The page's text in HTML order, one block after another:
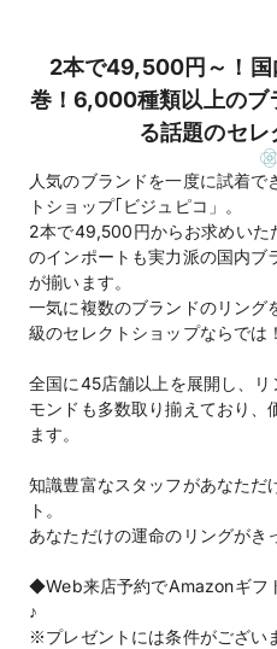
2本で49,500円～！国
巻！6,000種類以上のブ
る話題のセ
人気のブランドを一度に試着
トショップ｢ビジュピコ」。
2本で49,500円からお求めいた
のインポートも実力派の国内ブ
が揃います。
一気に複数のブランドのリング
級のセレクトショップならでは！
全国に45店舗以上を展開し、
モンドも多数取り揃えており
ます。
知識豊富なスタッフがあなただ
ト。
あなただけの運命のリングがき
◆Web来店予約でAmazonギフ
♪
※プレゼントには条件がござい